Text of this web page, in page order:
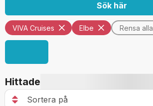
Sök här
VIVA Cruises Elbe Rensa alla
Hittade